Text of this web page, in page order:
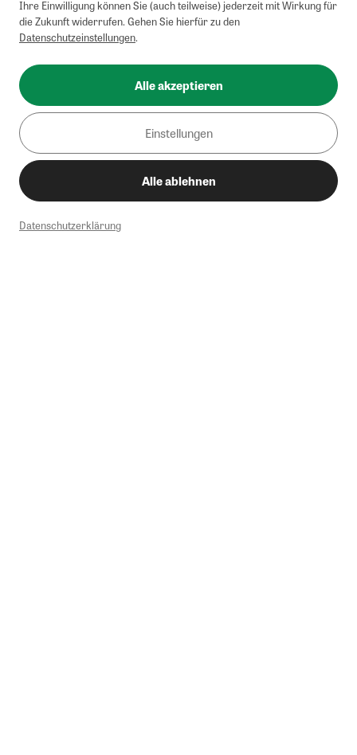
Ihre Einwilligung können Sie (auch teilweise) jederzeit mit Wirkung für
die Zukunft widerrufen. Gehen Sie hierfür zu den
Datenschutzeinstellungen.
Alle akzeptieren
Einstellungen
Alle ablehnen
Datenschutzerklärung